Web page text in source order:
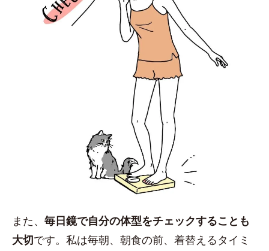
また、 毎日鏡で自分の体型をチェックすることも
大切です。私は毎朝、朝食の前、着替えるタイミ